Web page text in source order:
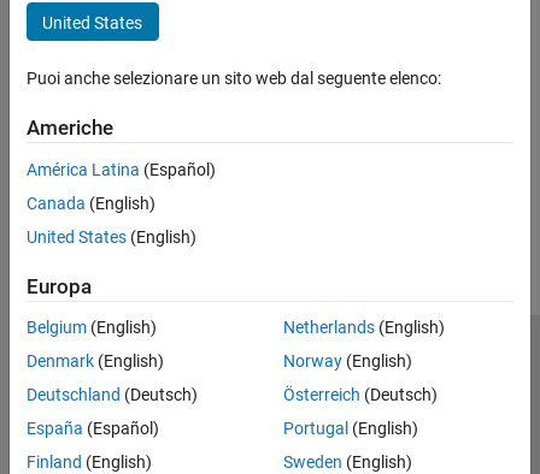
United States
Puoi anche selezionare un sito web dal seguente elenco:
Americhe
América Latina (Español)
Canada (English)
United States (English)
Europa
Belgium (English)
Denmark (English)
Deutschland (Deutsch)
España (Español)
Finland (English)
Netherlands(English)
Norway(English)
Österreich (Deutsch)
Portugal (English)
Sweden (English)
Centro di fiducia
Informativa sulla privacy
Antipirateria
Stato dell'applicazione
Contatti
© 1994-2026 The MathWorks, Inc.